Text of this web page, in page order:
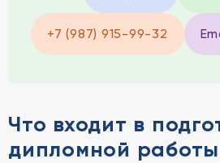
+7 (987) 915-99-32
Что входит в
дипломной работы